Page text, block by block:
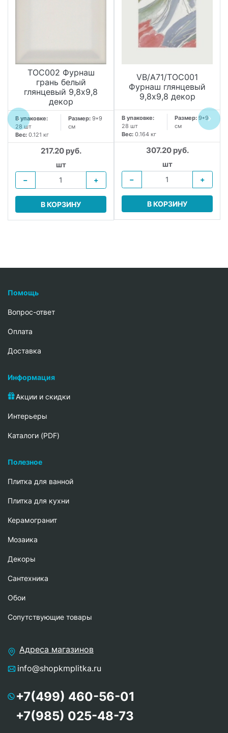
TOC002 Фурнаш
грань белый
глянцевый 9,8х9,8
декор
В упаковке:
28 шт
Размер: 9*9
см
Вес: 0.121 кг
217.20 руб.
шт
−
+
В КОРЗИНУ
VB/A71/TOC001
Фурнаш глянцевый
9,8х9,8 декор
В упаковке:
28 шт
Размер:9*9
см
Вес: 0.164 кг
307.20 руб.
шт
−
+
В КОРЗИНУ
Помощь
Вопрос-ответ
Oплата
Доставка
Информация
Акции и скидки
Интерьеры
Каталоги (PDF)
Полезное
Плитка для ванной
Плитка для кухни
Керамогранит
Мозаика
Декоры
Сантехника
Обои
Сопутствующие товары
Адреса магазинов
info@shopkmplitka.ru
+7(499) 460-56-01
+7(985) 025-48-73